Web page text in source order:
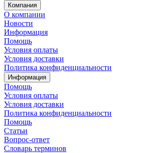
Компания
О компании
Новости
Информация
Помощь
Условия оплаты
Условия доставки
Политика конфиденциальности
Информация
Помощь
Условия оплаты
Условия доставки
Политика конфиденциальности
Помощь
Статьи
Вопрос-ответ
Словарь терминов